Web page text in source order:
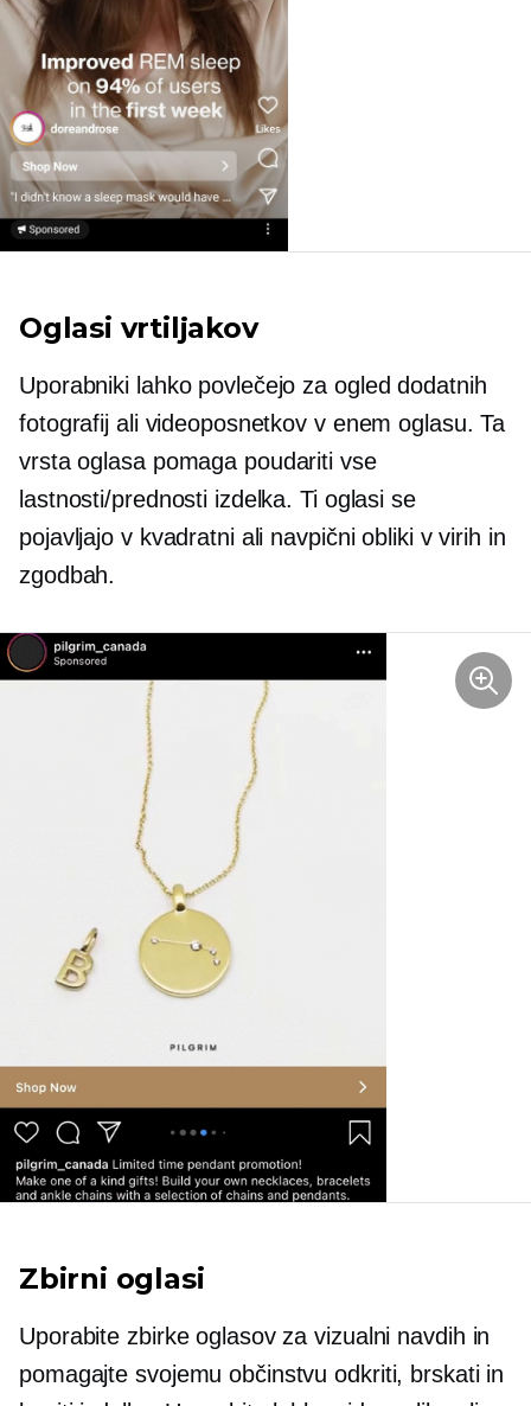
Oglasi vrtiljakov
Uporabniki lahko povlečejo za ogled dodatnih
fotografij ali videoposnetkov v enem oglasu. Ta
vrsta oglasa pomaga poudariti vse
lastnosti/prednosti izdelka. Ti oglasi se
pojavljajo v kvadratni ali navpični obliki v virih in
zgodbah.
Zbirni oglasi
Uporabite zbirke oglasov za vizualni navdih in
pomagajte svojemu občinstvu odkriti, brskati in